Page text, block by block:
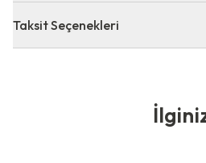
Taksit Seçenekleri
İlginizi